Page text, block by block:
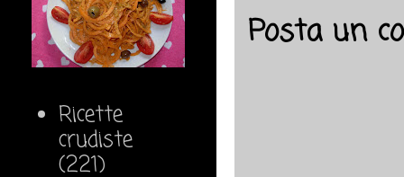
Posta un
Ricette
crudiste
(221)